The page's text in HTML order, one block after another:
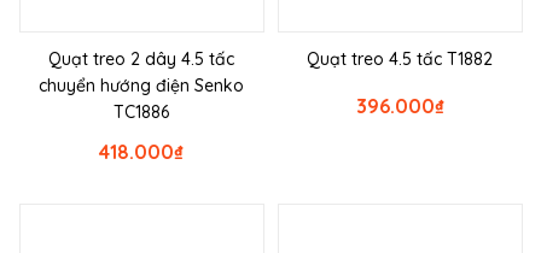
Quạt treo 2 dây 4.5 tấc
chuyển hướng điện Senko
TC1886
₫
418.000
Quạt treo 4.5 tấc T1882
₫
396.000